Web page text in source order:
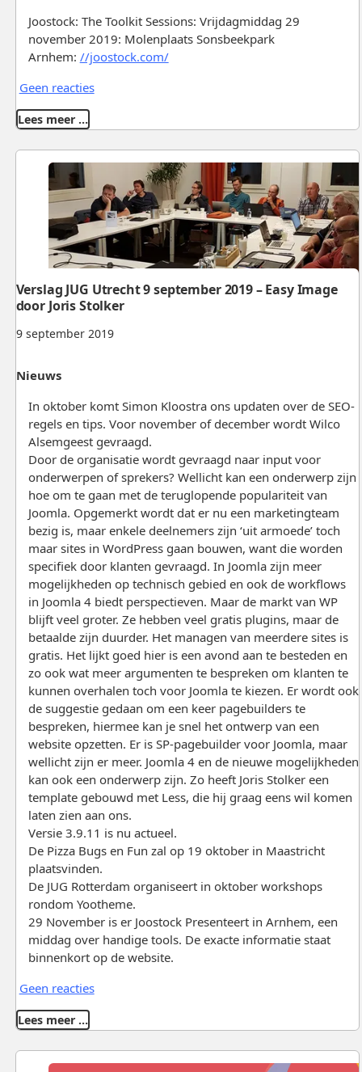
Joostock: The Toolkit Sessions: Vrijdagmiddag 29
november 2019: Molenplaats Sonsbeekpark
Arnhem: //joostock.com/
Geen reacties
Lees meer …
9 september 2019
Verslag JUG Utrecht 9 september 2019 – Easy Image
door Joris Stolker
Nieuws
In oktober komt Simon Kloostra ons updaten over de SEO-
regels en tips. Voor november of december wordt Wilco
Alsemgeest gevraagd.
Door de organisatie wordt gevraagd naar input voor
onderwerpen of sprekers? Wellicht kan een onderwerp zijn
hoe om te gaan met de teruglopende populariteit van
Joomla. Opgemerkt wordt dat er nu een marketingteam
bezig is, maar enkele deelnemers zijn ‘uit armoede’ toch
maar sites in WordPress gaan bouwen, want die worden
specifiek door klanten gevraagd. In Joomla zijn meer
mogelijkheden op technisch gebied en ook de workflows
in Joomla 4 biedt perspectieven. Maar de markt van WP
blijft veel groter. Ze hebben veel gratis plugins, maar de
betaalde zijn duurder. Het managen van meerdere sites is
gratis. Het lijkt goed hier is een avond aan te besteden en
zo ook wat meer argumenten te bespreken om klanten te
kunnen overhalen toch voor Joomla te kiezen. Er wordt ook
de suggestie gedaan om een keer pagebuilders te
bespreken, hiermee kan je snel het ontwerp van een
website opzetten. Er is SP-pagebuilder voor Joomla, maar
wellicht zijn er meer. Joomla 4 en de nieuwe mogelijkheden
kan ook een onderwerp zijn. Zo heeft Joris Stolker een
template gebouwd met Less, die hij graag eens wil komen
laten zien aan ons.
Versie 3.9.11 is nu actueel.
De Pizza Bugs en Fun zal op 19 oktober in Maastricht
plaatsvinden.
De JUG Rotterdam organiseert in oktober workshops
rondom Yootheme.
29 November is er Joostock Presenteert in Arnhem, een
middag over handige tools. De exacte informatie staat
binnenkort op de website.
Geen reacties
Lees meer …